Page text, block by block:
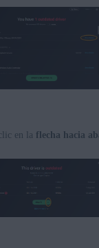
en la flecha hacia